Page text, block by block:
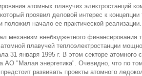
атомных плавучих электростанций
проявил деловой интерес к
начало ее практической реализации.
механизм внебюджетного финансирования
атомной плавучей теплоэлектростанции
31 января 1995 г. В этом секторе атомного
АО "Малая энергетика". Очевидно, что по
развивать проекты атомного